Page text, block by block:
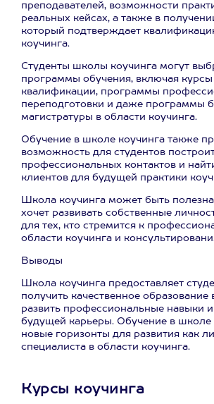
преподавателей, возможности
реальных кейсах, а также в
который подтверждает
коучинга.
Студенты школы коучинга могут
программы обучения, включая
квалификации, программы
переподготовки и даже программы
магистратуры в области коучинга.
Обучение в школе коучинга также
возможность для студентов
профессиональных контактов и
клиентов для будущей практики
Школа коучинга может быть полезна
хочет развивать собственные
для тех, кто стремится к
области коучинга и
Выводы
Школа коучинга предоставляет
получить качественное образование
развить профессиональные навыки
будущей карьеры. Обучение в школе
новые горизонты для развития как
специалиста в области коучинга.
Курсы коучинга